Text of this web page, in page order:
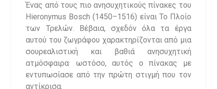
Ένας από τους πιο ανησυχητικούς πίνακες του
Hieronymus Bosch (1450–1516) είναι Το Πλοίο
των Τρελών. Βέβαια, σχεδόν όλα τα έργα
αυτού του ζωγράφου χαρακτηρίζονται από μια
σουρεαλιστική και βαθιά ανησυχητική
ατμόσφαιρα· ωστόσο, αυτός ο πίνακας με
εντυπωσίασε από την πρώτη στιγμή που τον
αντίκρισα.